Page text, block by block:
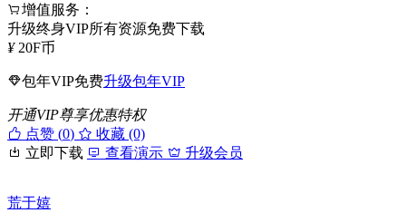
增值服务：
升级终身VIP所有资源免费下载
¥ 20F币
包年VIP免费升级包年VIP
开通VIP尊享优惠特权
点赞 (0)
收藏 (0)
立即下载
查看演示 升级会员
荒于嬉